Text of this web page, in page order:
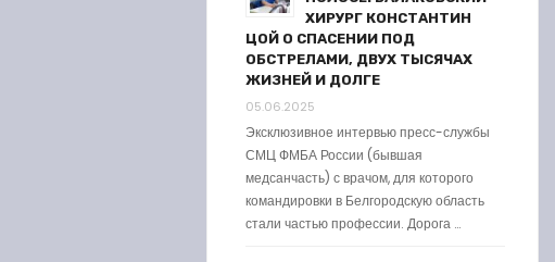
ХИРУРГ КОНСТАНТИН
ЦОЙ О СПАСЕНИИ ПОД
ОБСТРЕЛАМИ, ДВУХ ТЫСЯЧАХ
ЖИЗНЕЙ И ДОЛГЕ
05.06.2025
Эксклюзивное интервью пресс-службы
СМЦ ФМБА России (бывшая
медсанчасть) с врачом, для которого
командировки в Белгородскую область
стали частью профессии. Дорога …